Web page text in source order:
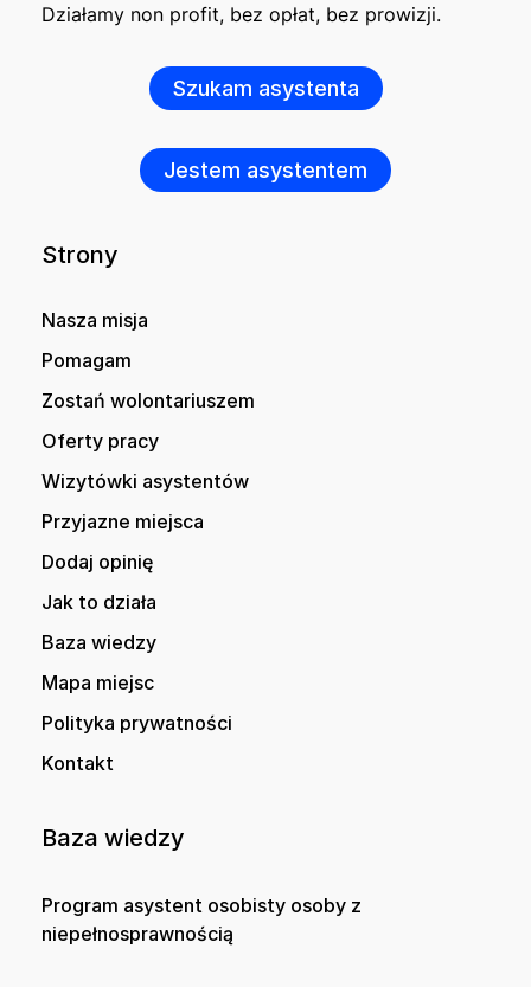
Działamy non profit, bez opłat, bez prowizji.
Szukam asystenta
Jestem asystentem
Strony
Nasza misja
Pomagam
Zostań wolontariuszem
Oferty pracy
Wizytówki asystentów
Przyjazne miejsca
Dodaj opinię
Jak to działa
Baza wiedzy
Mapa miejsc
Polityka prywatności
Kontakt
Baza wiedzy
Program asystent osobisty osoby z
niepełnosprawnością